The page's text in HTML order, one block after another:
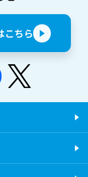
こちら